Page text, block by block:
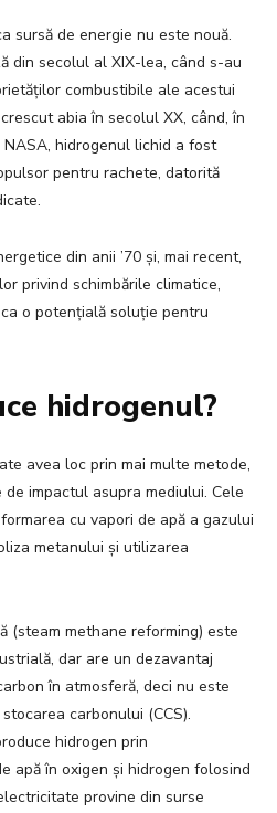
sursă de energie nu este nouă.
din secolul al XIX-lea, când s-au
combustibile ale acestui
abia în secolul XX, când, în
hidrogenul lichid a fost
pentru rachete, datorită
din anii ’70 și, mai recent,
privind schimbările climatice,
o potențială soluție pentru
hidrogenul?
avea loc prin mai multe metode,
impactul asupra mediului. Cele
cu vapori de apă a gazului
metanului și utilizarea
(steam methane reforming) este
dar are un dezavantaj
în atmosferă, deci nu este
carbonului (CCS).
hidrogen prin
apă în oxigen și hidrogen folosind
provine din surse